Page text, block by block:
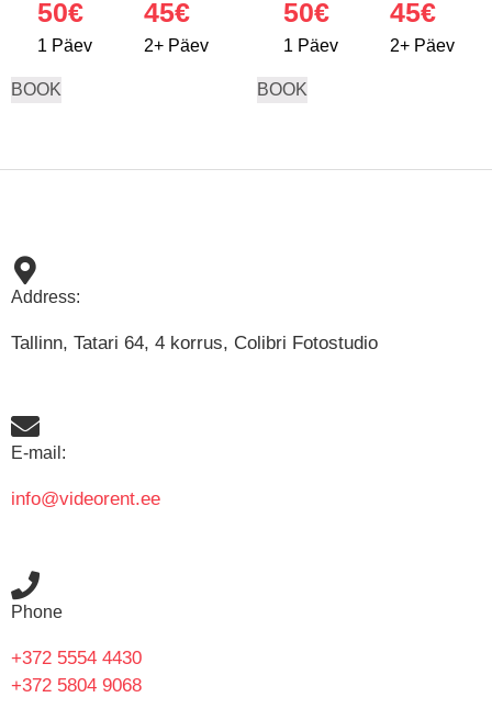
1 Päev
50€
2+ Päev
45€
BOOK
1 Päev
50€
2+ Päev
45€
BOOK
Address:
Tallinn, Tatari 64, 4 korrus, Colibri Fotostudio
E-mail:
info@videorent.ee
Phone
+372 5554 4430
+372 5804 9068